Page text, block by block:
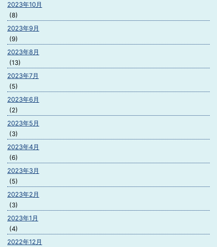
2023年10月
(8)
2023年9月
(9)
2023年8月
(13)
2023年7月
(5)
2023年6月
(2)
2023年5月
(3)
2023年4月
(6)
2023年3月
(5)
2023年2月
(3)
2023年1月
(4)
2022年12月